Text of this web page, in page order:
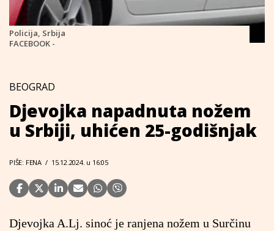
Policija, Srbija
FACEBOOK -
BEOGRAD
Djevojka napadnuta nožem
u Srbiji, uhićen 25-godišnjak
PIŠE: FENA / 15.12.2024. u 16:05
Djevojka A.Lj. sinoć je ranjena nožem u Surčinu